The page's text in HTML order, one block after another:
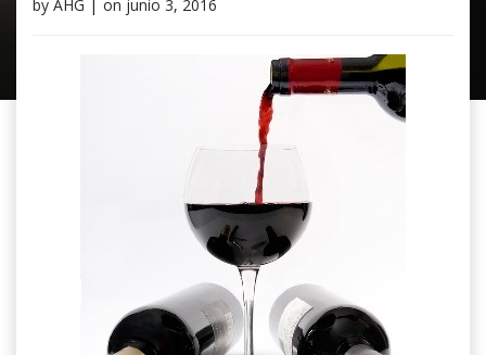
by AHG | on junio 3, 2016